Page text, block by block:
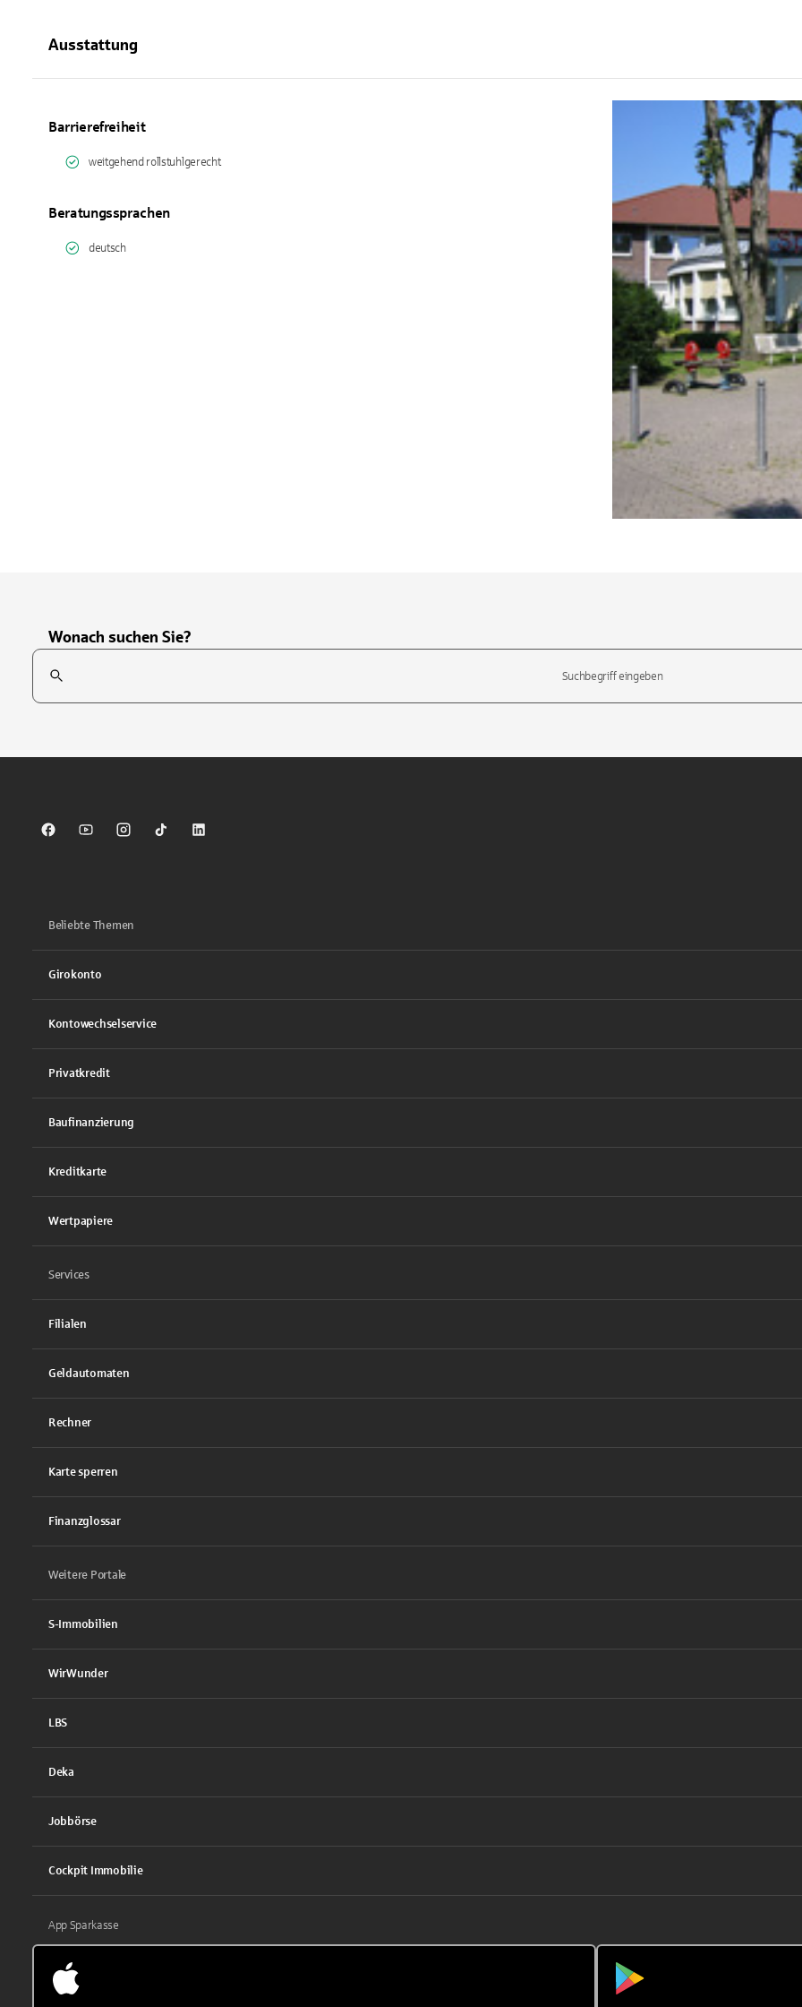
Ausstattung
Barrierefreiheit
weitgehend rollstuhlgerecht
Beratungssprachen
deutsch
Wonach suchen Sie?
Suchfeld
Sparkasse auf Facebook
Sparkasse auf Youtube
Sparkasse auf Instagram
Sparkasse auf TikTok
Sparkasse auf LinkedIn
Beliebte Themen
Girokonto
Kontowechselservice
Privatkredit
Baufinanzierung
Kreditkarte
Wertpapiere
Services
Filialen
Geldautomaten
Rechner
Karte sperren
Finanzglossar
Weitere Portale
S-Immobilien
WirWunder
LBS
Deka
Jobbörse
Cockpit Immobilie
App Sparkasse